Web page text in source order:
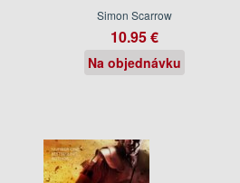
Simon Scarrow
10.95 €
Na objednávku